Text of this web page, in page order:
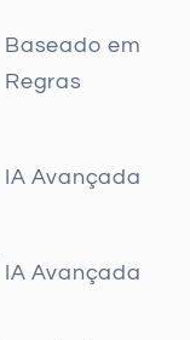
Baseado em
Regras
IA Avançada
IA Avançada